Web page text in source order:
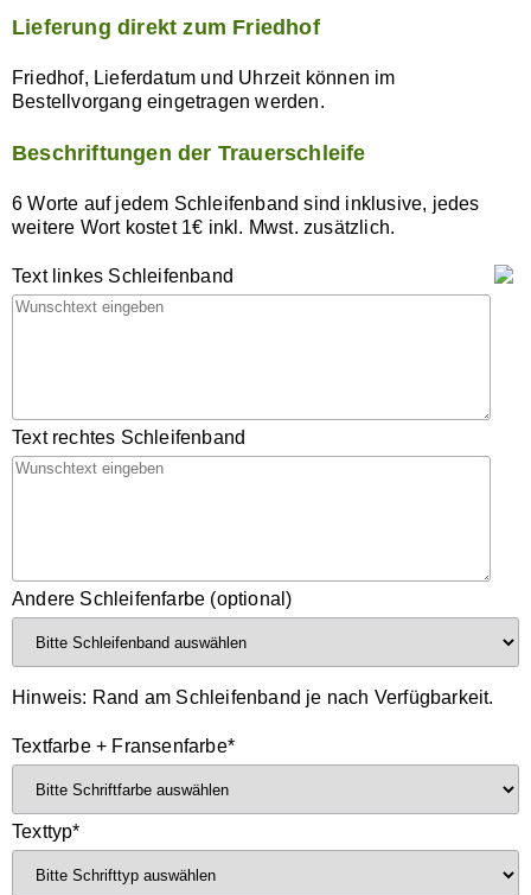
Lieferung direkt zum Friedhof
Friedhof, Lieferdatum und Uhrzeit können im
Bestellvorgang eingetragen werden.
Beschriftungen der Trauerschleife
6 Worte auf jedem Schleifenband sind inklusive, jedes
weitere Wort kostet 1€ inkl. Mwst. zusätzlich.
Text linkes Schleifenband
Text rechtes Schleifenband
Andere Schleifenfarbe (optional)
Hinweis: Rand am Schleifenband je nach Verfügbarkeit.
Textfarbe + Fransenfarbe*
Texttyp*